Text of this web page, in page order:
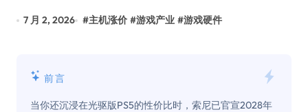
7 月 2, 2026 #主机涨价 #游戏产业 #游戏硬件
前言
当你还沉浸在光驱版PS5的性价比时，索尼已官宣2028年